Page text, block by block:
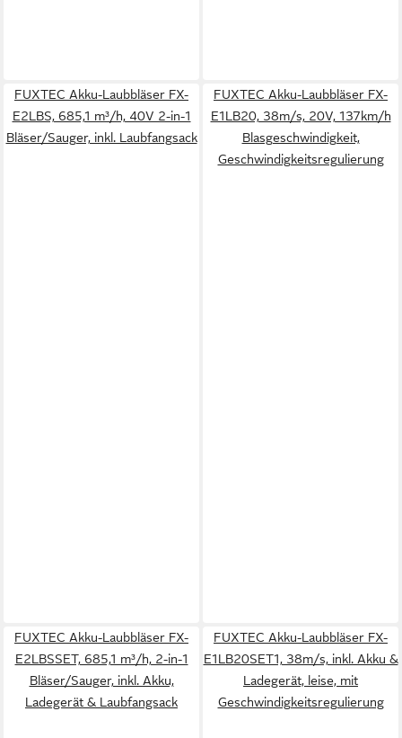
FUXTEC Akku-Laubbläser FX-
E2LBS, 685,1 m³/h, 40V 2-in-1
Bläser/Sauger, inkl. Laubfangsack
FUXTEC Akku-Laubbläser FX-
E1LB20, 38m/s, 20V, 137km/h
Blasgeschwindigkeit,
Geschwindigkeitsregulierung
FUXTEC Akku-Laubbläser FX-
E2LBSSET, 685,1 m³/h, 2-in-1
Bläser/Sauger, inkl. Akku,
Ladegerät & Laubfangsack
FUXTEC Akku-Laubbläser FX-
E1LB20SET1, 38m/s, inkl. Akku &
Ladegerät, leise, mit
Geschwindigkeitsregulierung